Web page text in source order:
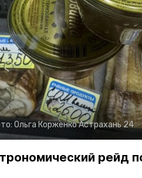
Ольга КорженкоАстрахань 24
рейд